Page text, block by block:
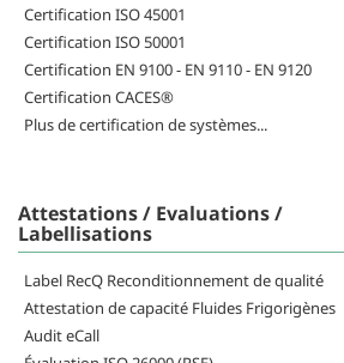
Certification ISO 45001
Certification ISO 50001
Certification EN 9100 - EN 9110 - EN 9120
Certification CACES®
Plus de certification de systèmes...
Attestations / Evaluations /
Labellisations
Label RecQ Reconditionnement de qualité
Attestation de capacité Fluides Frigorigènes
Audit eCall